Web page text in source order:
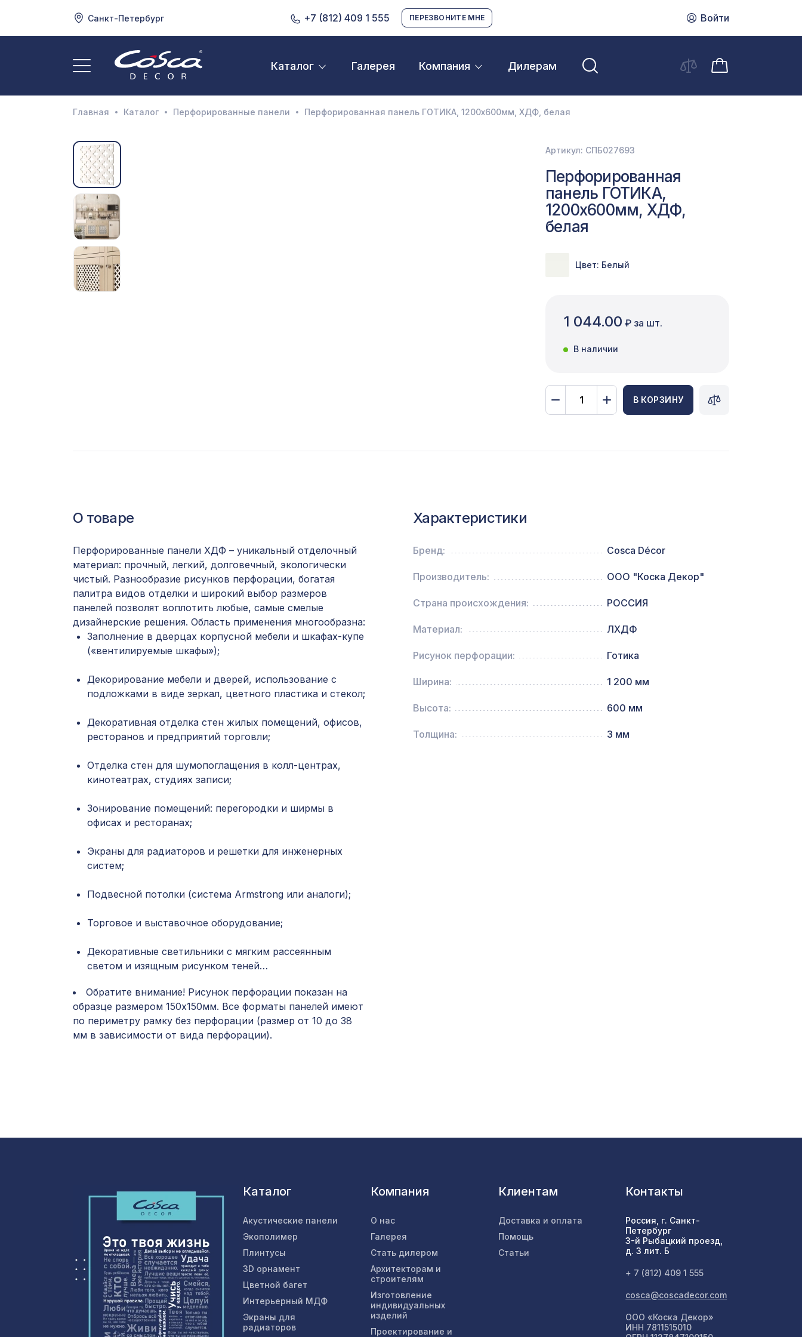
Санкт-Петербург +7 (812) 409 1 555 ПЕРЕЗВОНИТЕ МНЕ Войти
Каталог Галерея Компания Дилерам
3D орнамент
Акустические панели
Декоративные балки и брус
Перфорированная панель ДАМАСКО, 1000х680мм,
Перфорированная потолочная плита РОМАНИКО
508 ₽
Натуральные обои Cosca Traditional Prints L5034,
0,91 x 6,2 м
1305 ₽
ХДФ, клён
1110 ₽
Квадратные элементы AK01 90x90x24мм, белый
грунт, МДФ
ХДФ, дуб серый
Консоль для архитектурного бруса 90х55мм,
Перфорированная панель ДАМАСКО, 1030х695мм,
для балки 190х170мм (200х130мм) дуб светлый,
Натуральные обои Cosca Борнео, 0,91 x 5,5 м
Натуральные обои Cosca Traditional Prints L5031,
0,91 x 5,5 м
Натуральные обои Cosca Листья "Прима Рохо", 0,91
1030х695мм, ХДФ, венге
Декоративная балка, 150х120мм 2,0м, дуб
состаренный
Главная Каталог Перфорированные панели Перфорированная панель ГОТИКА, 1200х600мм, ХДФ, белая
Артикул: СПБ027693
Перфорированная
панель ГОТИКА,
1200х600мм, ХДФ,
белая
Цвет: Белый
1 044.00 ₽ за шт.
В наличии
В КОРЗИНУ
О товаре
Перфорированные панели ХДФ – уникальный отделочный
материал: прочный, легкий, долговечный, экологически
чистый. Разнообразие рисунков перфорации, богатая
палитра видов отделки и широкий выбор размеров
панелей позволят воплотить любые, самые смелые
дизайнерские решения. Область применения многообразна:
Заполнение в дверцах корпусной мебели и шкафах-купе
(«вентилируемые шкафы»);
Декорирование мебели и дверей, использование с
подложками в виде зеркал, цветного пластика и стекол;
Декоративная отделка стен жилых помещений, офисов,
ресторанов и предприятий торговли;
Отделка стен для шумопоглащения в колл-центрах,
кинотеатрах, студиях записи;
Зонирование помещений: перегородки и ширмы в
офисах и ресторанах;
Экраны для радиаторов и решетки для инженерных
систем;
Подвесной потолки (система Armstrong или аналоги);
Торговое и выставочное оборудование;
Декоративные светильники с мягким рассеянным
светом и изящным рисунком теней…
Обратите внимание! Рисунок перфорации показан на
образце размером 150х150мм. Все форматы панелей имеют
по периметру рамку без перфорации (размер от 10 до 38
мм в зависимости от вида перфорации).
Характеристики
Бренд: Cosca Décor
Производитель: ООО "Коска Декор"
Страна происхождения: РОССИЯ
Материал: ЛХДФ
Рисунок перфорации: Готика
Ширина: 1 200 мм
Высота: 600 мм
Толщина: 3 мм
Каталог
Акустические панели
Экополимер
Плинтусы
3D орнамент
Цветной багет
Интерьерный МДФ
Экраны для
радиаторов
Компания
О нас
Галерея
Стать дилером
Архитекторам и
строителям
Изготовление
индивидуальных
изделий
Проектирование и
Клиентам
Доставка и оплата
Помощь
Статьи
Контакты
Россия, г. Санкт-
Петербург
3-й Рыбацкий проезд,
д. 3 лит. Б
+ 7 (812) 409 1 555
cosca@coscadecor.com
ООО «Коска Декор»
ИНН 7811515010